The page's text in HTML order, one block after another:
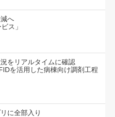
へ
ス」
をリアルタイムに確認
を活用した病棟向け調剤工程
に全部入り